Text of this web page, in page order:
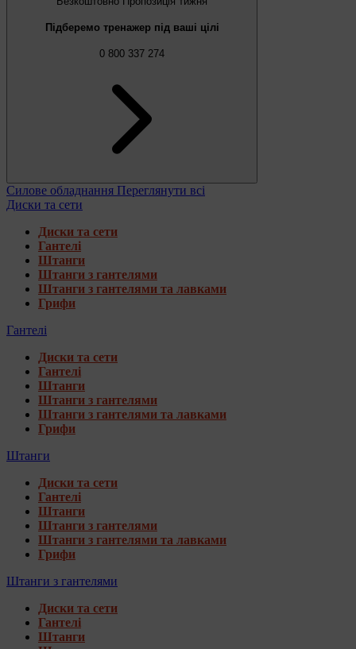
Підберемо тренажер під ваші цілі
0 800 337 274
Силове обладнання Переглянути всі
Диски та сети
Диски та сети
Гантелі
Штанги
Штанги з гантелями
Штанги з гантелями та лавками
Грифи
Гантелі
Диски та сети
Гантелі
Штанги
Штанги з гантелями
Штанги з гантелями та лавками
Грифи
Штанги
Диски та сети
Гантелі
Штанги
Штанги з гантелями
Штанги з гантелями та лавками
Грифи
Штанги з гантелями
Диски та сети
Гантелі
Штанги